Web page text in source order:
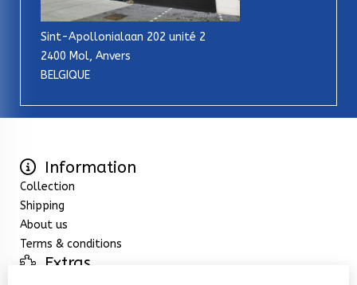
Sint-Apollonialaan 202 unité 2
2400 Mol, Anvers
BELGIQUE
Information
Collection
Shipping
About us
Terms & conditions
Extras